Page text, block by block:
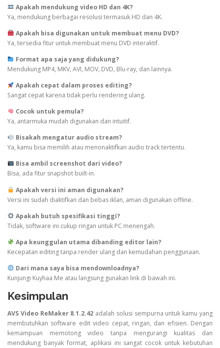
Apakah mendukung video HD dan 4K?
Ya, mendukung berbagai resolusi termasuk HD dan 4K.
Apakah bisa digunakan untuk membuat menu DVD?
Ya, tersedia fitur untuk membuat menu DVD interaktif.
Format apa saja yang didukung?
Mendukung MP4, MKV, AVI, MOV, DVD, Blu-ray, dan lainnya.
Apakah cepat dalam proses editing?
Sangat cepat karena tidak perlu rendering ulang.
Cocok untuk pemula?
Ya, antarmuka mudah digunakan dan intuitif.
Bisakah mengatur audio stream?
Ya, kamu bisa memilih atau menonaktifkan audio track tertentu.
Bisa ambil screenshot dari video?
Bisa, ada fitur snapshot built-in.
Apakah versi ini aman digunakan?
Versi ini sudah diaktifkan dan bebas iklan, aman digunakan offline.
Apakah butuh spesifikasi tinggi?
Tidak, software ini cukup ringan untuk PC menengah.
Apa keunggulan utama dibanding editor lain?
Kecepatan editing tanpa render ulang dan kemudahan penggunaan.
Dari mana saya bisa mendownloadnya?
Kunjungi Kuyhaa Me atau langsung gunakan link di bawah ini.
Kesimpulan
AVS Video ReMaker 8.1.2.42 adalah solusi sempurna untuk kamu yang
membutuhkan software edit video cepat, ringan, dan efisien. Dengan
kemampuan memotong video tanpa mengurangi kualitas dan
mendukung banyak format, aplikasi ini sangat cocok untuk kebutuhan